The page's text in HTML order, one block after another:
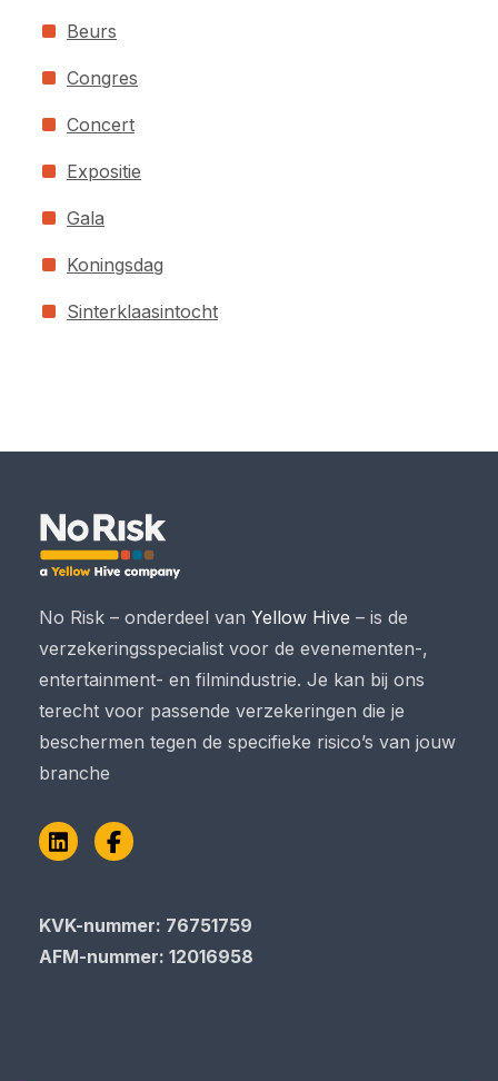
Beurs
Congres
Concert
Expositie
Gala
Koningsdag
Sinterklaasintocht
No Risk – onderdeel van Yellow Hive – is de
verzekeringsspecialist voor de evenementen-,
entertainment- en filmindustrie. Je kan bij ons
terecht voor passende verzekeringen die je
beschermen tegen de specifieke risico’s van jouw
branche
LinkedInFacebook
KVK-nummer: 76751759
AFM-nummer: 12016958